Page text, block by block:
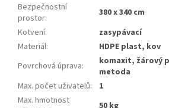
Bezpečnostní
prostor:
380 x 340 cm
Kotvení:
zasypávací
Materiál:
HDPE plast, kov
Povrchová úprava:
komaxit, žárový
metoda
Max. počet uživatelů:
1
Max. hmotnost